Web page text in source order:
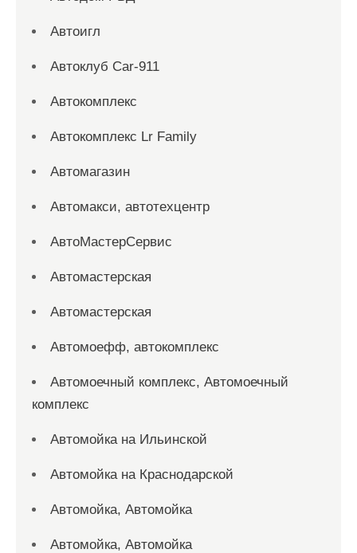
Автоигл
Автоклуб Car-911
Автокомплекс
Автокомплекс Lr Family
Автомагазин
Автомакси, автотехцентр
АвтоМастерСервис
Автомастерская
Автомастерская
Автомоефф, автокомплекс
Автомоечный комплекс, Автомоечный
комплекс
Автомойка на Ильинской
Автомойка на Краснодарской
Автомойка, Автомойка
Автомойка, Автомойка